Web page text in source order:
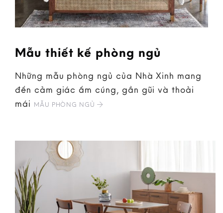
Mẫu thiết kế phòng ngủ
Những mẫu phòng ngủ của Nhà Xinh mang
đến cảm giác ấm cúng, gần gũi và thoải
mái MẪU PHÒNG NGỦ